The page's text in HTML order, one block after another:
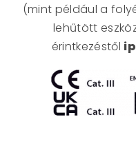
(mint például a
lehűtött
érintkezéstől